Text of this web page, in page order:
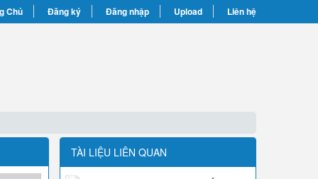
Chủ Đăng ký Đăng nhập Upload Liên hệ
TÀI LIỆU LIÊN QUAN